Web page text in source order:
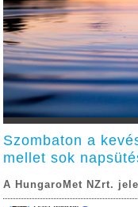
Szombaton a
mellet sok
A HungaroMet NZrt.